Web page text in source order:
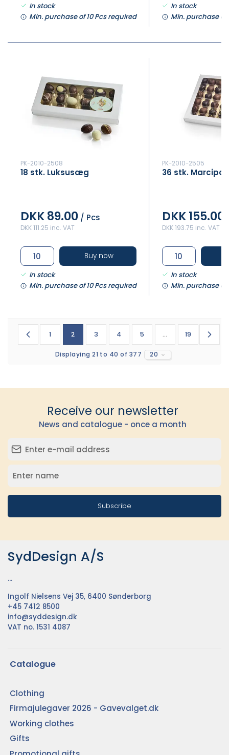
In stock
Min. purchase of 10 Pcs required
In stock
Min. purchase of
PK-2010-2508
18 stk. Luksusæg
DKK 89.00 / Pcs
DKK 111.25 inc. VAT
Buy now
In stock
Min. purchase of 10 Pcs required
PK-2010-2505
36 stk.
DKK 155.00
DKK 193.75 inc. VAT
In stock
Min. purchase of
1 2 3 4 5 ... 19
Displaying 21 to 40 of 377 20
Receive our newsletter
News and catalogue - once a month
Subscribe
SydDesign A/S
...
Ingolf Nielsens Vej 35, 6400 Sønderborg
+45 7412 8500
info@syddesign.dk
VAT no. 1531 4087
Catalogue
Clothing
Firmajulegaver 2026 - Gavevalget.dk
Working clothes
Gifts